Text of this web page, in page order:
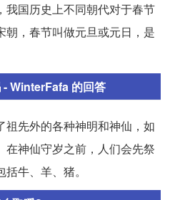
我国历史上不同朝代对于春节
朝，春节叫做元旦或元日，是
WinterFafa 的回答
祖先外的各种神明和神仙，如
在神仙守岁之前，人们会先祭
牛、羊、猪。